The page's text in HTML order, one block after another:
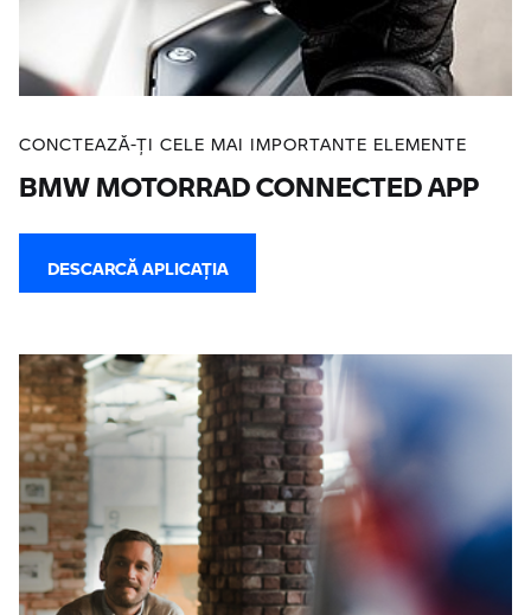
CONCTEAZĂ-ŢI CELE MAI IMPORTANTE ELEMENTE
BMW MOTORRAD CONNECTED APP
DESCARCĂ APLICAŢIA